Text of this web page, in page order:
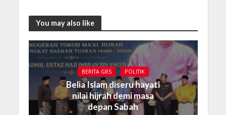
You may also like
BERITA GRS POLITIK
Belia Islam diseru hayati
nilai hijrah demi masa
depan Sabah